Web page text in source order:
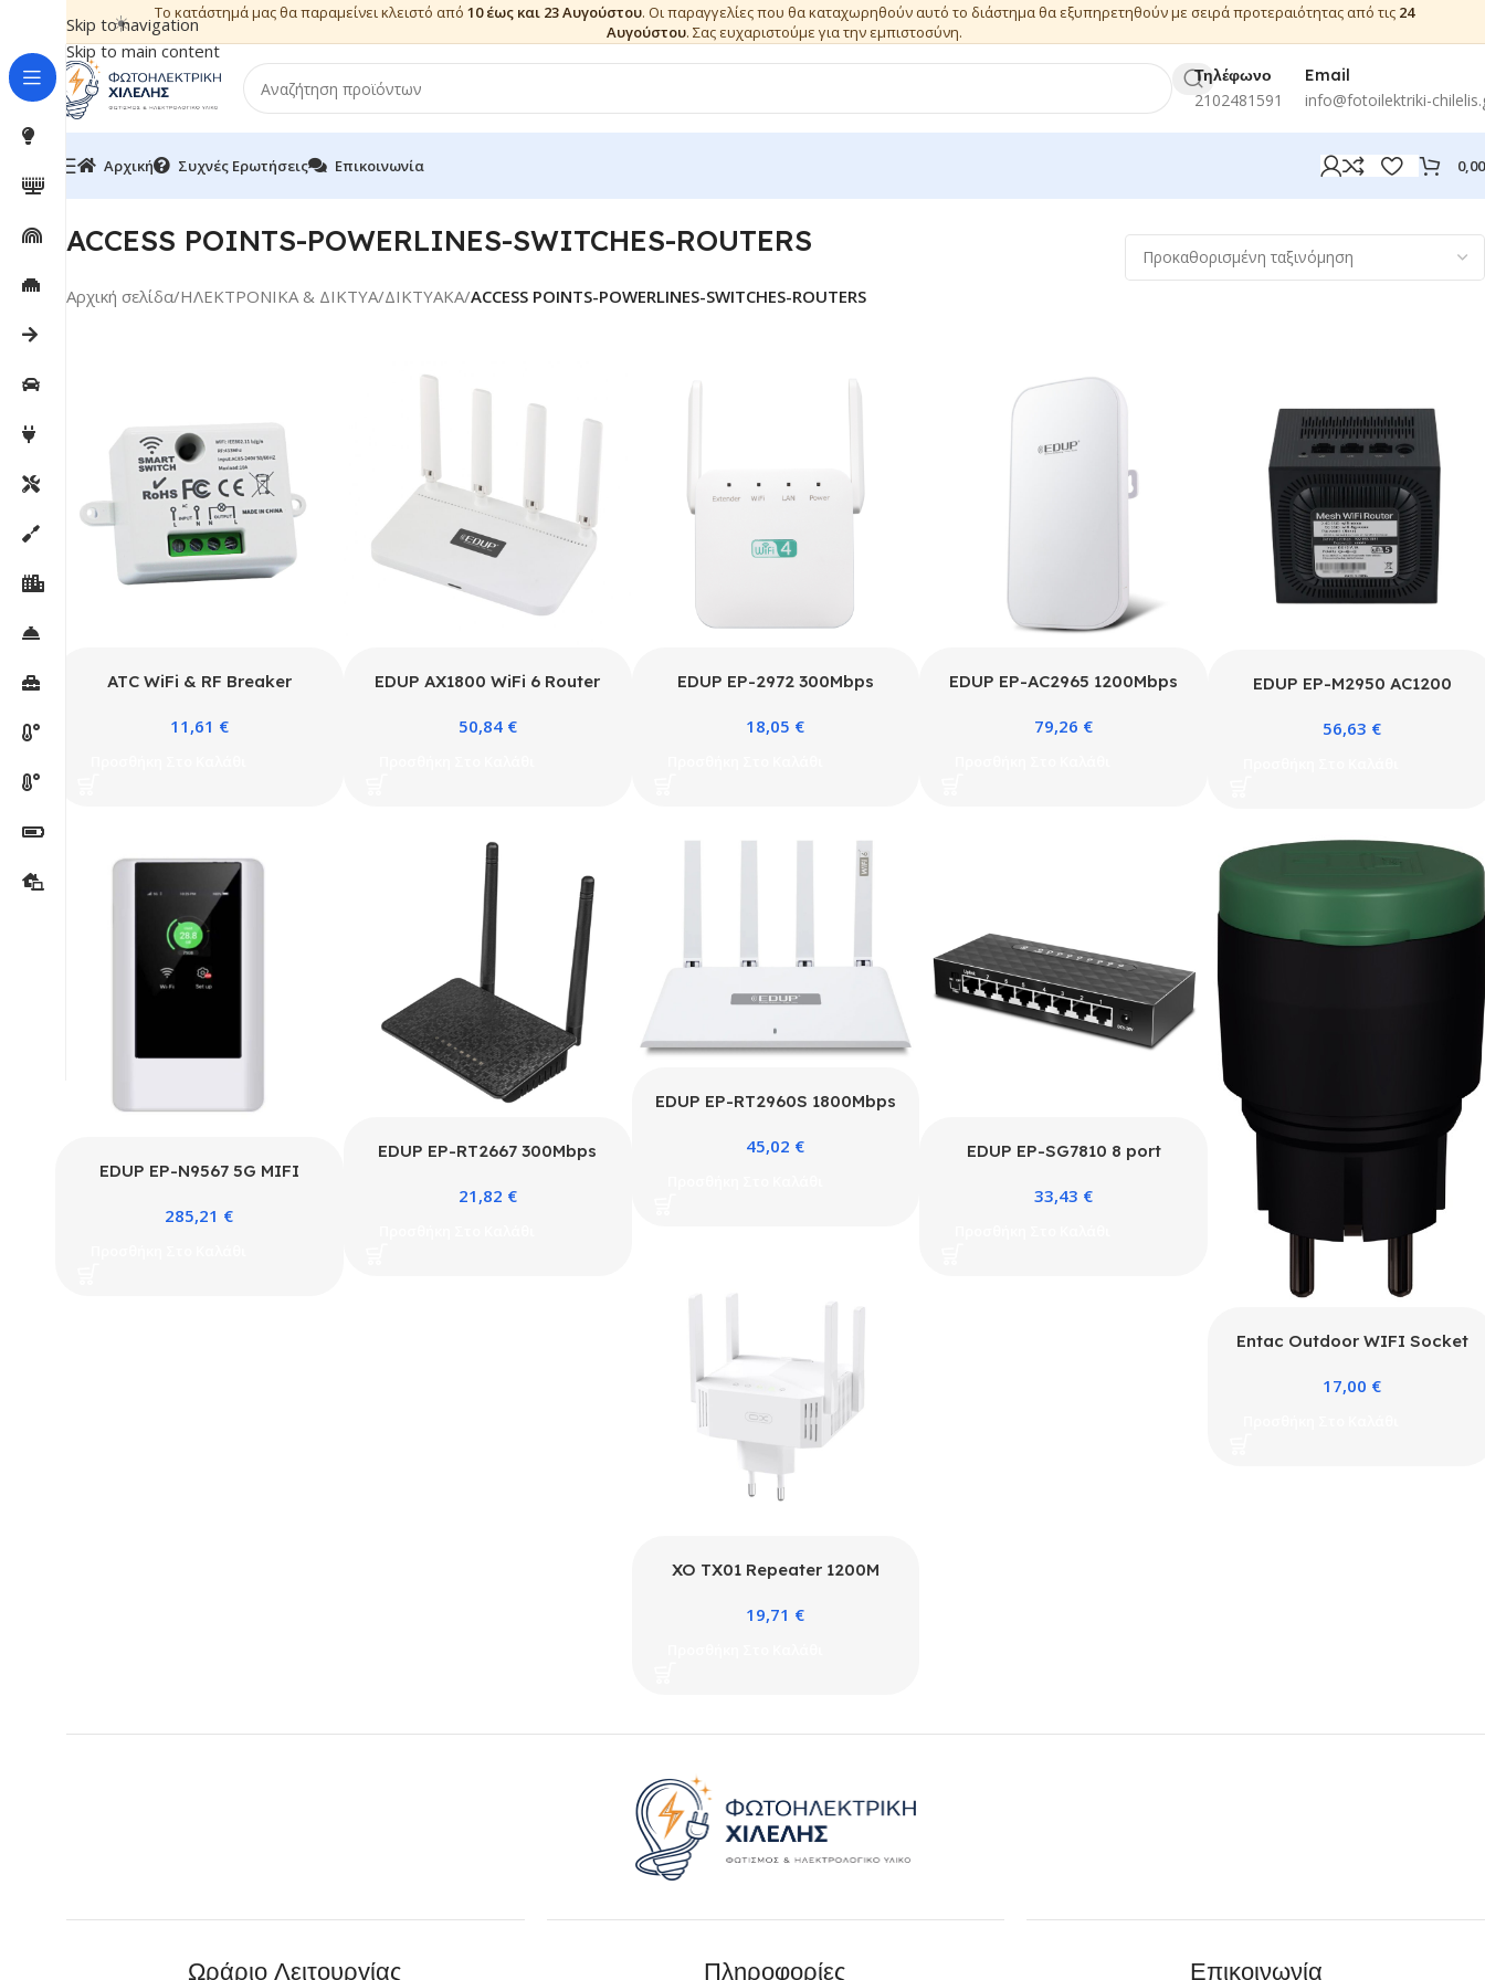
Skip to navigation
Skip to main content
☀️ Το κατάστημά μας θα παραμείνει κλειστό από 10 έως και 23 Αυγούστου. Οι παραγγελίες που θα καταχωρηθούν αυτό το διάστημα θα εξυπηρετηθούν με σειρά προτεραιότητας από τις 24
Αυγούστου. Σας ευχαριστούμε για την εμπιστοσύνη.
Τηλέφωνο
2102481591
Email
info@fotoilektriki-
Αρχική Συχνές Ερωτήσεις Επικοινωνία
ACCESS POINTS-POWERLINES-SWITCHES-ROUTERS
Αρχική σελίδα/ΗΛΕΚΤΡΟΝΙΚΑ & ΔΙΚΤΥΑ/ΔΙΚΤΥΑΚΑ/ACCESS POINTS-POWERLINES-SWITCHES-ROUTERS
ATC WiFi & RF Breaker
11,61 €
EDUP AX1800 WiFi 6 Router
50,84 €
EDUP EP-2972 300Mbps
18,05 €
EDUP EP-AC2965 1200Mbps
Tuya Outdoor
79,26 €
EDUP EP-M2950 AC1200
56,63 €
EDUP EP-N9567 5G MIFI
285,21 €
EDUP EP-RT2667 300Mbps
21,82 €
EDUP EP-RT2960S 1800Mbps
45,02 €
EDUP EP-SG7810 8 port
33,43 €
Entac Outdoor WIFI Socket
17,00 €
XO TX01 Repeater 1200M
19,71 €
Ωράριο Λειτουργίας Πληροφορίες Επικοινωνία